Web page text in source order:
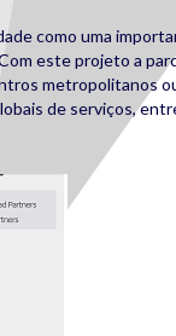
como uma
este projeto a
metropolitanos
de serviços,